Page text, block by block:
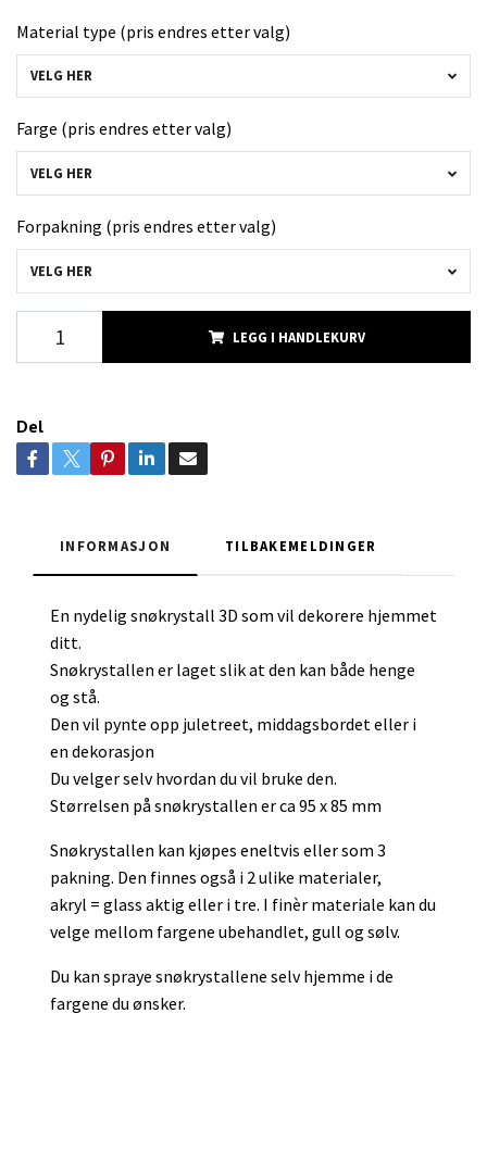
Material type (pris endres etter valg)
VELG HER
Farge (pris endres etter valg)
VELG HER
Forpakning (pris endres etter valg)
VELG HER
LEGG I HANDLEKURV
Del
INFORMASJON TILBAKEMELDINGER
En nydelig snøkrystall 3D som vil dekorere hjemmet
ditt.
Snøkrystallen er laget slik at den kan både henge
og stå.
Den vil pynte opp juletreet, middagsbordet eller i
en dekorasjon
Du velger selv hvordan du vil bruke den.
Størrelsen på snøkrystallen er ca 95 x 85 mm
Snøkrystallen kan kjøpes eneltvis eller som 3
pakning. Den finnes også i 2 ulike materialer,
akryl = glass aktig eller i tre. I finèr materiale kan du
velge mellom fargene ubehandlet, gull og sølv.
Du kan spraye snøkrystallene selv hjemme i de
fargene du ønsker.